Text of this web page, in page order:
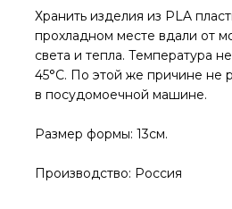
Хранить изделия из PLA
прохладном месте вдали от
света и тепла. Температура
45°С. По этой же причине не
в посудомоечной машине.
Размер формы: 13см.
Производство: Россия